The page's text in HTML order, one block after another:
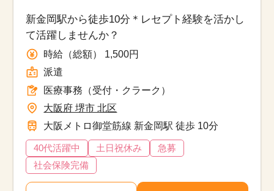
新金岡駅から徒歩10分＊レセプト経験を活かし
て活躍しませんか？
時給（総額） 1,500円
派遣
医療事務（受付・クラーク）
大阪府 堺市 北区
大阪メトロ御堂筋線 新金岡駅 徒歩 10分
40代活躍中 土日祝休み
急募
社会保険完備